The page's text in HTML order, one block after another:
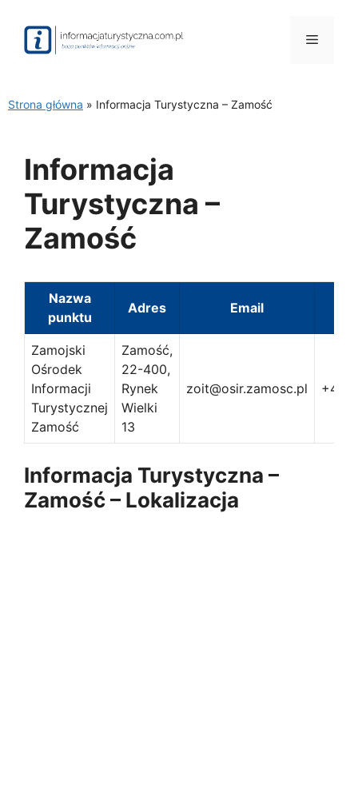
treści
Menu
Strona główna » Informacja Turystyczna – Zamość
Informacja
Turystyczna –
Zamość
Nazwa
punktu
Adres Email
Zamojski
Ośrodek
Informacji
Turystycznej
Zamość
Zamość,
22-400,
Rynek
Wielki
13
zoit@osir.zamosc.pl
Informacja Turystyczna –
Zamość – Lokalizacja